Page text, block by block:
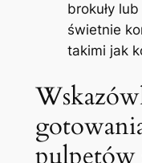
brokuły
świetnie
takimi jak
pulpetów